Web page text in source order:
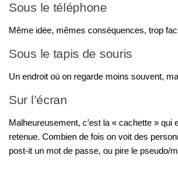
Sous le téléphone
Même idée, mêmes conséquences, trop
Sous le tapis de souris
Un endroit où on regarde moins souvent,
Sur l’écran
Malheureusement, c’est la « cachette » qui
retenue. Combien de fois on voit des
post-it un mot de passe, ou pire le pseudo/